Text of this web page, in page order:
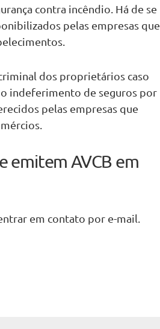
contra incêndio. Há de se
pelas empresas que
dos proprietários caso
indeferimento de seguros por
pelas empresas que
emitem AVCB em
em contato por e-mail.